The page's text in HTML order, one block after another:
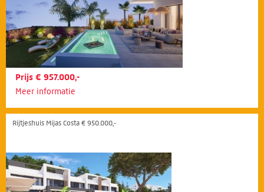
Prijs € 957.000,-
Meer informatie
Rijtjeshuis Mijas Costa € 950.000,-